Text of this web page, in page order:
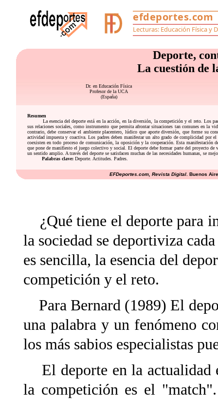
Deporte,
La cuestión de
Dr. en Educación Física
Profesor de la UCA
(España)
Resumen
La esencia del deporte está en la acción, en la diversión, la competición y el reto. Los
sus relaciones sociales, como instrumento que permita afrontar situaciones tan comunes en la
contrario, debe conservar el ambiente placentero, lúdico que aporte diversión, que forme su
actividad impuesta y coactiva. Los padres deben manifestar un alto grado de complicidad por
coexisten en todo proceso de comunicación, la oposición y la cooperación. Esta
que pone de manifiesto el juego colectivo y social. El deporte debe formar parte del proyecto de
un sentido amplio. A través del deporte se satisfacen muchas de las necesidades humanas, se
Palabras clave:Deporte. Actitudes. Padres.
EFDeportes.com, Revista Digital . Buenos
¿Qué tiene el deporte para
la sociedad se deportiviza
es sencilla, la esencia del
competición y el reto.
Para Bernard (1989) El
una palabra y un fenómeno
los más sabios especialistas
El deporte en la actualidad
la competición es el